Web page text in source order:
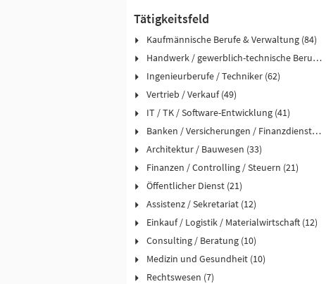
Tätigkeitsfeld
Kaufmännische Berufe & Verwaltung (84)
Handwerk / gewerblich-technische Berufe (63)
Ingenieurberufe / Techniker (62)
Vertrieb / Verkauf (49)
IT / TK / Software-Entwicklung (41)
Banken / Versicherungen / Finanzdienstleister (35)
Architektur / Bauwesen (33)
Finanzen / Controlling / Steuern (21)
Öffentlicher Dienst (21)
Assistenz / Sekretariat (12)
Einkauf / Logistik / Materialwirtschaft (12)
Consulting / Beratung (10)
Medizin und Gesundheit (10)
Rechtswesen (7)